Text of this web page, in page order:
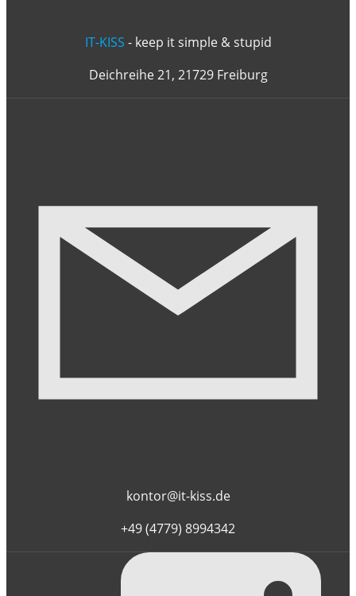
IT-KISS - keep it simple & stupid
Deichreihe 21, 21729 Freiburg
kontor@it-kiss.de
+49 (4779) 8994342